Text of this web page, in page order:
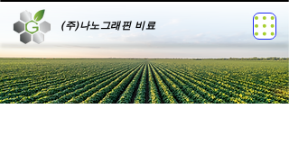
(주)나노그래핀 비료